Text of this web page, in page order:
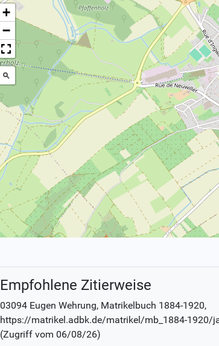
+
−
Empfohlene Zitierweise
03094 Eugen Wehrung, Matrikelbuch 1884-1920,
https://matrikel.adbk.de/matrikel/mb_1884-1920/
(Zugriff vom 06/08/26)